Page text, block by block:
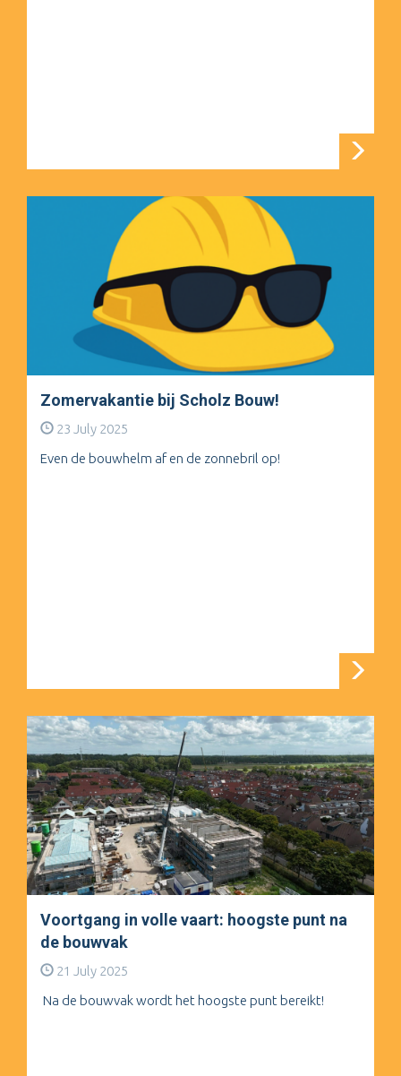
Zomervakantie bij Scholz Bouw!
23 July 2025
Even de bouwhelm af en de zonnebril op!
Voortgang in volle vaart: hoogste punt na
de bouwvak
21 July 2025
Na de bouwvak wordt het hoogste punt bereikt!